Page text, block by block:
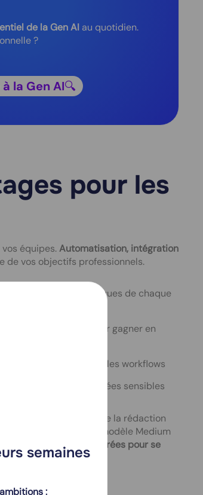
semaines
:
de la Gen AI au quotidien.
?
la Gen AI🔍
pour les
vos équipes.Automatisation, intégration
de vos objectifs professionnels.
aux besoins spécifiques de chaque
des emails pour gagner en
pour fluidifier les workflows
la protection des données sensibles
vos applications. Il gère la rédaction
Grâce au modèle Medium
? Des équipes
libérées pour se